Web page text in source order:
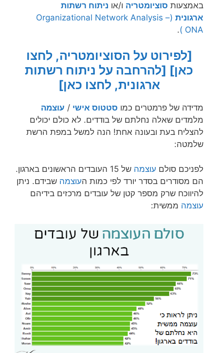
באמצעות סוציומטריה ו/או ניתוח רשתות
ארגונית (Organizational Network Analysis –
ONA)
.
[לפירוט על הסוציומטריה, לחצו
כאן] [להרחבה על ניתוח רשתות
ארגונית, לחצו כאן]
מדידה של פרמטרים כמו סטטוס אישי / עוצמה
מלמדים שאלה נחלתם של בודדים. לא כולם יכולים
להצליח בעת ובעונה אחת! הנה למשל במפת הרשת
שלמטה:
לפניכם סולם עוצמה
של 15 העובדים הראשונים בארגון.
הם מסודרים בסדר יורד לפי כמות העוצמה שבידם. ניתן
להיווכח שרק מספר קטן של עובדים מרכזים בידיהם
עוצמה ממשית: